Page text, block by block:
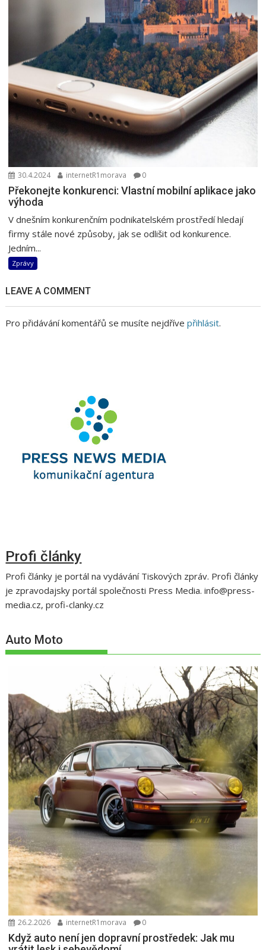
30.4.2024 internetR1morava 0
Překonejte konkurenci: Vlastní mobilní aplikace jako
výhoda
V dnešním konkurenčním podnikatelském prostředí hledají
firmy stále nové způsoby, jak se odlišit od konkurence.
Jedním...
Zprávy
LEAVE A COMMENT
Pro přidávání komentářů se musíte nejdřívepřihlásit.
Profi články
Profi články je portál na vydávání Tiskových zpráv. Profi články
je zpravodajsky portál společnosti Press Media. info@press-
media.cz, profi-clanky.cz
Auto Moto
26.2.2026 internetR1morava 0
Když auto není jen dopravní prostředek: Jak mu